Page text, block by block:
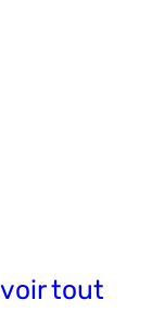
GPT-3.5,
tout